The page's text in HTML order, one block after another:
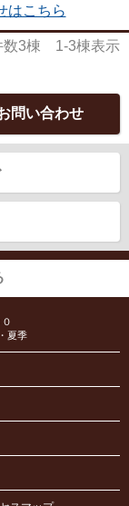
はこちら
数3棟 1-3棟表示
問い合わせ
夏季